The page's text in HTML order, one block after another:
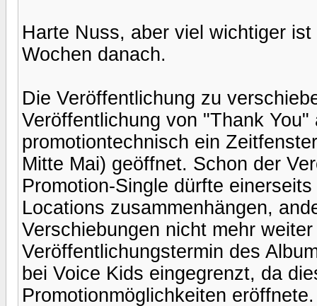
Harte Nuss, aber viel wichtiger
Wochen danach.
Die Veröffentlichung zu
Veröffentlichung von "Thank
promotiontechnisch ein
Mitte Mai) geöffnet. Schon der
Promotion-Single dürfte
Locations zusammenhängen,
Verschiebungen nicht mehr
Veröffentlichungstermin des
bei Voice Kids eingegrenzt, da
Promotionmöglichkeiten